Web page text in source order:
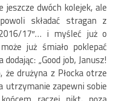
jeszcze dwóch kolejek, ale
składać stragan z
17″… i myśleć już o
już śmiało poklepać
„Good job, Janusz!
że drużyna z Płocka otrze
utrzymanie zapewni sobie